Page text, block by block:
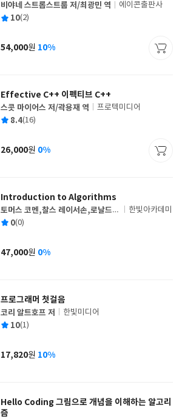
글
쓴
비야네 스트롭스트룹 저/최광민 역
출
사
에이콘출판사
평 10(2)
가
54,000원 10%
Effective C++ 이펙티브 C++
글
쓴
스콧 마이어스 저/곽용재 역
출
사
프로텍미디어
평 8.4(16)
가
26,000원 0%
Introduction to Algorithms
글
쓴
토머스 코멘,찰스 레이서손,로날드
리베스트,클리포드 스타인 공저/문병
출
사
한빛아카데미
평 0(0)
가
47,000원 0%
프로그래머 첫걸음
글
쓴
코리 알트호프 저
출
사
한빛미디어
평 10(1)
가
17,820원 10%
Hello Coding 그림으로 개념을 이해하는 알고리
즘